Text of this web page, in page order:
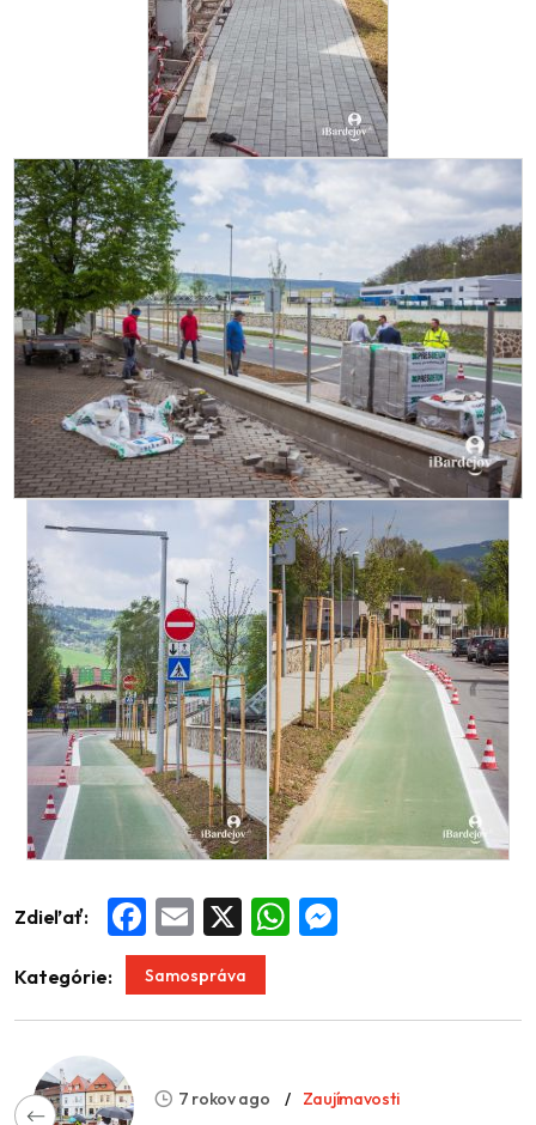
Zdieľať: Facebook
Email WhatsApp
Kategórie: Samospráva
7 rokov ago Zaujímavosti